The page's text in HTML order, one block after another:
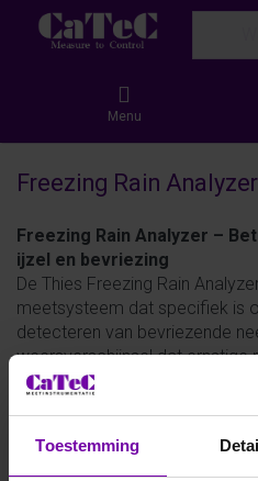
Toestemming
Menu
Freezing Rain Analyzer
Freezing Rain Analyzer –
ijzel en bevriezing
De Thies Freezing Rain
meetsysteem dat specifiek is
detecteren van bevriezende
weersverschijnsel dat ernstige
voor infrastructuur, verkeer en
hoge gevoeligheid en